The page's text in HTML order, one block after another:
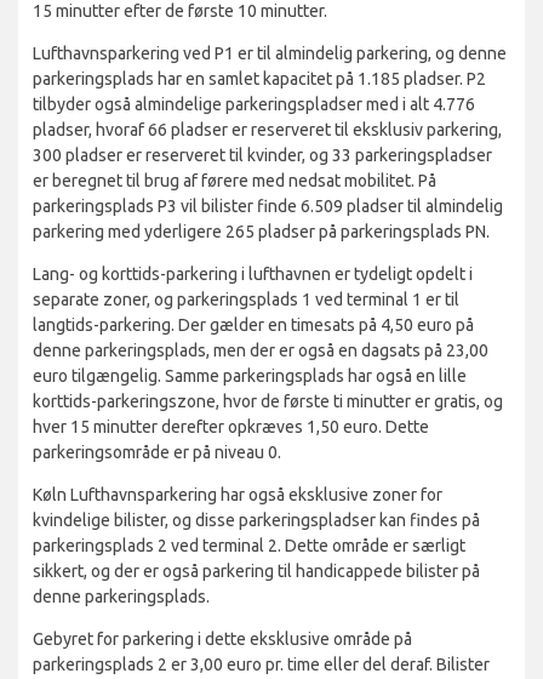
15 minutter efter de første 10 minutter.
Lufthavnsparkering ved P1 er til almindelig parkering, og denne
parkeringsplads har en samlet kapacitet på 1.185 pladser. P2
tilbyder også almindelige parkeringspladser med i alt 4.776
pladser, hvoraf 66 pladser er reserveret til eksklusiv parkering,
300 pladser er reserveret til kvinder, og 33 parkeringspladser
er beregnet til brug af førere med nedsat mobilitet. På
parkeringsplads P3 vil bilister finde 6.509 pladser til almindelig
parkering med yderligere 265 pladser på parkeringsplads PN.
Lang- og korttids-parkering i lufthavnen er tydeligt opdelt i
separate zoner, og parkeringsplads 1 ved terminal 1 er til
langtids-parkering. Der gælder en timesats på 4,50 euro på
denne parkeringsplads, men der er også en dagsats på 23,00
euro tilgængelig. Samme parkeringsplads har også en lille
korttids-parkeringszone, hvor de første ti minutter er gratis, og
hver 15 minutter derefter opkræves 1,50 euro. Dette
parkeringsområde er på niveau 0.
Køln Lufthavnsparkering har også eksklusive zoner for
kvindelige bilister, og disse parkeringspladser kan findes på
parkeringsplads 2 ved terminal 2. Dette område er særligt
sikkert, og der er også parkering til handicappede bilister på
denne parkeringsplads.
Gebyret for parkering i dette eksklusive område på
parkeringsplads 2 er 3,00 euro pr. time eller del deraf. Bilister